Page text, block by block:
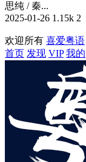
思纯 / 秦...
2025-01-26 1.15k 2
欢迎所有 喜爱粤语
首页 发现 VIP 我的